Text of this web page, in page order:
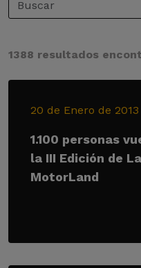
1388 resultados
20 de Enero de 2013
1.100 personas
la III Edición de
MotorLand